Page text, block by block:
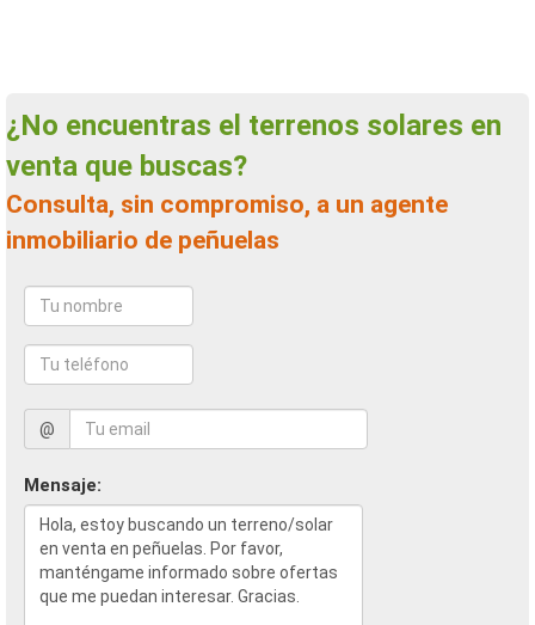
¿No encuentras el terrenos solares en
venta que buscas?
Consulta, sin compromiso, a un agente
inmobiliario de peñuelas
@
Mensaje: